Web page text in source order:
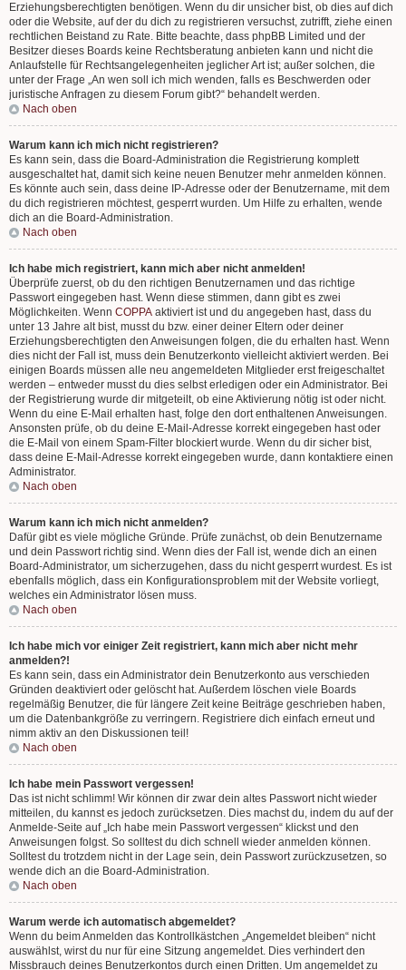
Erziehungsberechtigten benötigen. Wenn du dir unsicher bist, ob dies auf dich
oder die Website, auf der du dich zu registrieren versuchst, zutrifft, ziehe einen
rechtlichen Beistand zu Rate. Bitte beachte, dass phpBB Limited und der
Besitzer dieses Boards keine Rechtsberatung anbieten kann und nicht die
Anlaufstelle für Rechtsangelegenheiten jeglicher Art ist; außer solchen, die
unter der Frage „An wen soll ich mich wenden, falls es Beschwerden oder
juristische Anfragen zu diesem Forum gibt?“ behandelt werden.
Nach oben
Warum kann ich mich nicht registrieren?
Es kann sein, dass die Board-Administration die Registrierung komplett
ausgeschaltet hat, damit sich keine neuen Benutzer mehr anmelden können.
Es könnte auch sein, dass deine IP-Adresse oder der Benutzername, mit dem
du dich registrieren möchtest, gesperrt wurden. Um Hilfe zu erhalten, wende
dich an die Board-Administration.
Nach oben
Ich habe mich registriert, kann mich aber nicht anmelden!
Überprüfe zuerst, ob du den richtigen Benutzernamen und das richtige
Passwort eingegeben hast. Wenn diese stimmen, dann gibt es zwei
Möglichkeiten. Wenn COPPA aktiviert ist und du angegeben hast, dass du
unter 13 Jahre alt bist, musst du bzw. einer deiner Eltern oder deiner
Erziehungsberechtigten den Anweisungen folgen, die du erhalten hast. Wenn
dies nicht der Fall ist, muss dein Benutzerkonto vielleicht aktiviert werden. Bei
einigen Boards müssen alle neu angemeldeten Mitglieder erst freigeschaltet
werden – entweder musst du dies selbst erledigen oder ein Administrator. Bei
der Registrierung wurde dir mitgeteilt, ob eine Aktivierung nötig ist oder nicht.
Wenn du eine E-Mail erhalten hast, folge den dort enthaltenen Anweisungen.
Ansonsten prüfe, ob du deine E-Mail-Adresse korrekt eingegeben hast oder
die E-Mail von einem Spam-Filter blockiert wurde. Wenn du dir sicher bist,
dass deine E-Mail-Adresse korrekt eingegeben wurde, dann kontaktiere einen
Administrator.
Nach oben
Warum kann ich mich nicht anmelden?
Dafür gibt es viele mögliche Gründe. Prüfe zunächst, ob dein Benutzername
und dein Passwort richtig sind. Wenn dies der Fall ist, wende dich an einen
Board-Administrator, um sicherzugehen, dass du nicht gesperrt wurdest. Es ist
ebenfalls möglich, dass ein Konfigurationsproblem mit der Website vorliegt,
welches ein Administrator lösen muss.
Nach oben
Ich habe mich vor einiger Zeit registriert, kann mich aber nicht mehr
anmelden?!
Es kann sein, dass ein Administrator dein Benutzerkonto aus verschieden
Gründen deaktiviert oder gelöscht hat. Außerdem löschen viele Boards
regelmäßig Benutzer, die für längere Zeit keine Beiträge geschrieben haben,
um die Datenbankgröße zu verringern. Registriere dich einfach erneut und
nimm aktiv an den Diskussionen teil!
Nach oben
Ich habe mein Passwort vergessen!
Das ist nicht schlimm! Wir können dir zwar dein altes Passwort nicht wieder
mitteilen, du kannst es jedoch zurücksetzen. Dies machst du, indem du auf der
Anmelde-Seite auf „Ich habe mein Passwort vergessen“ klickst und den
Anweisungen folgst. So solltest du dich schnell wieder anmelden können.
Solltest du trotzdem nicht in der Lage sein, dein Passwort zurückzusetzen, so
wende dich an die Board-Administration.
Nach oben
Warum werde ich automatisch abgemeldet?
Wenn du beim Anmelden das Kontrollkästchen „Angemeldet bleiben“ nicht
auswählst, wirst du nur für eine Sitzung angemeldet. Dies verhindert den
Missbrauch deines Benutzerkontos durch einen Dritten. Um angemeldet zu